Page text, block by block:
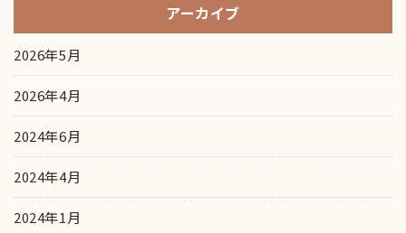
アーカイブ
2026年5月
2026年4月
2024年6月
2024年4月
2024年1月